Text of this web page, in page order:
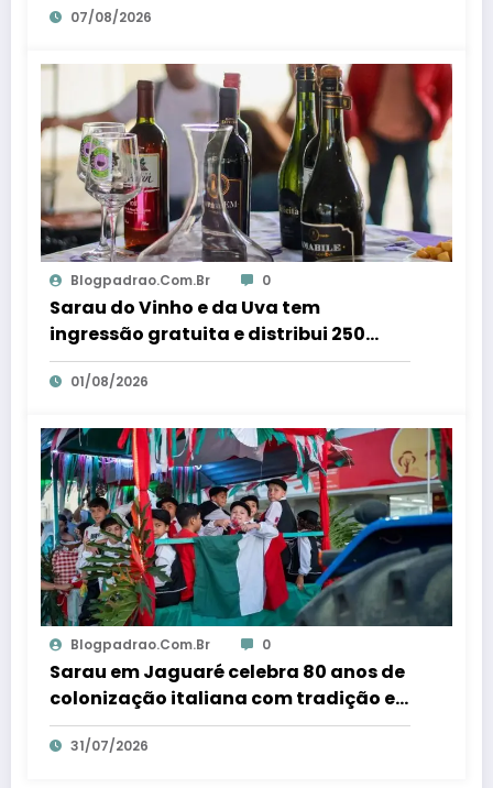
07/08/2026
Blogpadrao.com.br 0
Sarau do Vinho e da Uva tem
ingressão gratuita e distribui 250
litros de suco em Santa Teresa – Em
Dia ES
01/08/2026
Blogpadrao.com.br 0
Sarau em Jaguaré celebra 80 anos de
colonização italiana com tradição e
trambolhão da polenta – Em Dia ES
31/07/2026